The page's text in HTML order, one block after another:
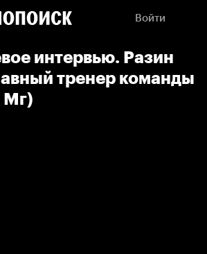
Войти
интервью. Разин
тренер команды
Мг)